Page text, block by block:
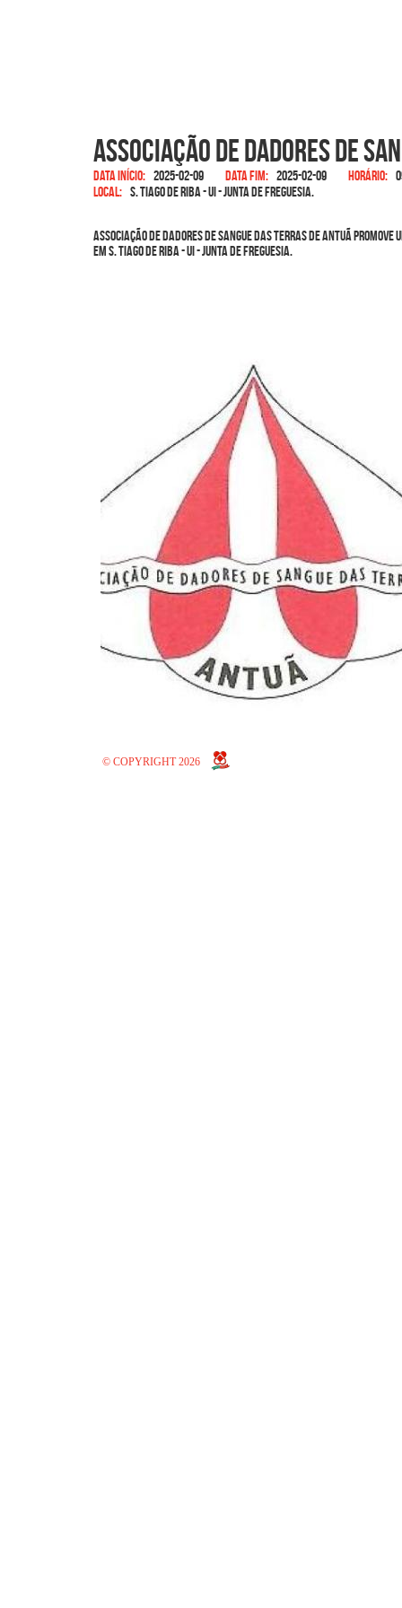
Associação de Dadores de
Data início: 2025-02-09 Data fim: 2025-02-09 Horário:
Local: S. Tiago de Riba - UI - Junta de Freguesia.
Associação de Dadores de Sangue das Terras de Antuã
em S. Tiago de Riba - UI - Junta de Freguesia.
© COPYRIGHT 2026